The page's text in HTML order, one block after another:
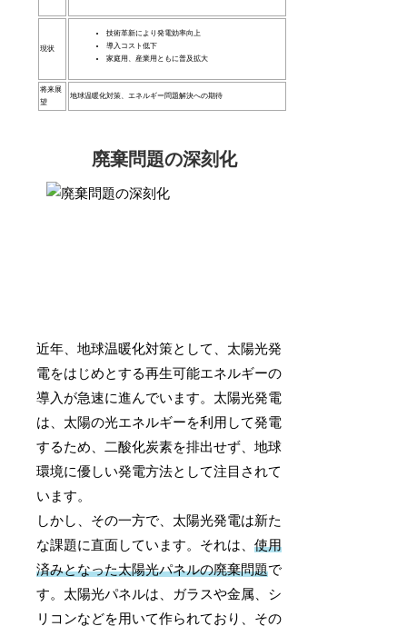
現状
技術革新により発電効率向上
導入コスト低下
家庭用、産業用ともに普及拡大
将来展
望
地球温暖化対策、エネルギー問題解決への期待
廃棄問題の深刻化
近年、地球温暖化対策として、太陽光発
電をはじめとする再生可能エネルギーの
導入が急速に進んでいます。太陽光発電
は、太陽の光エネルギーを利用して発電
するため、二酸化炭素を排出せず、地球
環境に優しい発電方法として注目されて
います。
しかし、その一方で、太陽光発電は新た
な課題に直面しています。それは、使用
済みとなった太陽光パネルの廃棄問題で
す。太陽光パネルは、ガラスや金属、シ
リコンなどを用いて作られており、その